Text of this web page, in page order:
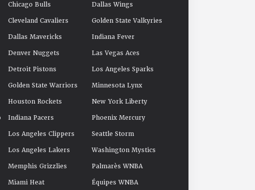
Chicago Bulls
Cleveland Cavaliers
Dallas Mavericks
Denver Nuggets
Detroit Pistons
Golden State Warriors
Houston Rockets
Indiana Pacers
Los Angeles Clippers
Los Angeles Lakers
Memphis Grizzlies
Miami Heat
Dallas Wings
Golden State Valkyries
Indiana Fever
Las Vegas Aces
Los Angeles Sparks
Minnesota Lynx
New York Liberty
Phoenix Mercury
Seattle Storm
Washington Mystics
Palmarès WNBA
Équipes WNBA